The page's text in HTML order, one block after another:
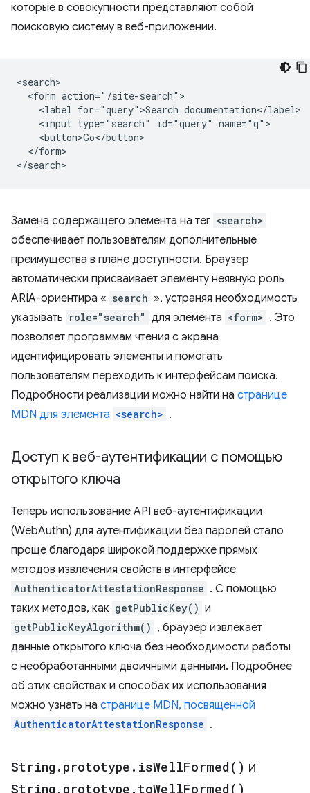
которые в совокупности представляют собой
поисковую систему в веб-приложении.
<search>
  <form action="/site-search">
    <label for="query">Search documentation</label>
    <input type="search" id="query" name="q">
    <button>Go</button>
  </form>
Замена содержащего элемента на тег <search>
обеспечивает пользователям дополнительные
преимущества в плане доступности. Браузер
автоматически присваивает элементу неявную роль
ARIA-ориентира « search », устраняя необходимость
указывать role="search" для элемента <form> . Это
позволяет программам чтения с экрана
идентифицировать элементы и помогать
пользователям переходить к интерфейсам поиска.
Подробности реализации можно найти на странице
MDN для элемента <search> .
Доступ к веб-аутентификации с помощью
открытого ключа
Теперь использование API веб-аутентификации
(WebAuthn) для аутентификации без паролей стало
проще благодаря широкой поддержке прямых
методов извлечения свойств в интерфейсе
AuthenticatorAttestationResponse . С помощью
таких методов, как getPublicKey() и
getPublicKeyAlgorithm() , браузер извлекает
данные открытого ключа без необходимости работы
с необработанными двоичными данными. Подробнее
об этих свойствах и способах их использования
можно узнать на странице MDN, посвященной
AuthenticatorAttestationResponse .
String . prototype . isWellFormed( ) и
String . prototype . toWellFormed( )